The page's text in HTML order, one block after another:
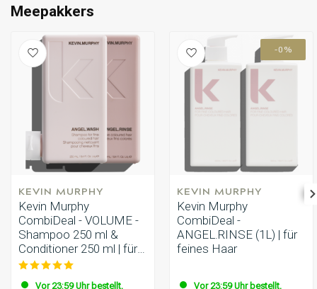
Meepakkers
KEVIN MURPHY
Kevin Murphy
CombiDeal - VOLUME -
Shampoo 250 ml &
Conditioner 250 ml | für
feines Haar
Vor 23:59 Uhr bestellt,
-0%
KEVIN MURPHY
Kevin Murphy
CombiDeal -
ANGEL.RINSE (1L) | für
feines Haar
Vor 23:59 Uhr bestellt,